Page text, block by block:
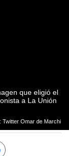
que eligió el
a La Unión
Twitter Omar de Marchi